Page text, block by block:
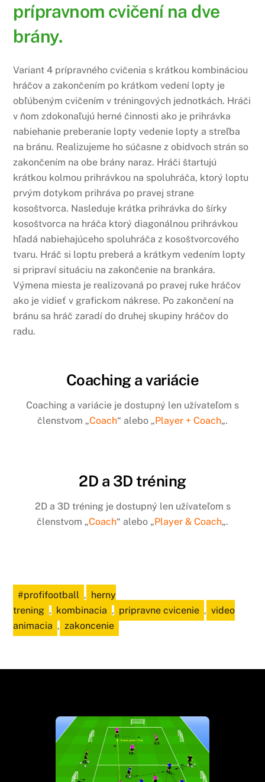
prípravnom cvičení na dve
brány.
Variant 4 prípravného cvičenia s krátkou kombináciou
hráčov a zakončením po krátkom vedení lopty je
obľúbeným cvičením v tréningových jednotkách. Hráči
v ňom zdokonaľujú herné činnosti ako je prihrávka
nabiehanie preberanie lopty vedenie lopty a streľba
na bránu. Realizujeme ho súčasne z obidvoch strán so
zakončením na obe brány naraz. Hráči štartujú
krátkou kolmou prihrávkou na spoluhráča, ktorý loptu
prvým dotykom prihráva po pravej strane
kosoštvorca. Nasleduje krátka prihrávka do šírky
kosoštvorca na hráča ktorý diagonálnou prihrávkou
hľadá nabiehajúceho spoluhráča z kosoštvorcového
tvaru. Hráč si loptu preberá a krátkym vedením lopty
si pripraví situáciu na zakončenie na brankára.
Výmena miesta je realizovaná po pravej ruke hráčov
ako je vidieť v grafickom nákrese. Po zakončení na
bránu sa hráč zaradí do druhej skupiny hráčov do
radu.
Coaching a variácie
Coaching a variácie je dostupný len užívateľom s
členstvom „Coach“ alebo „Player + Coach„.
2D a 3D tréning
2D a 3D tréning je dostupný len užívateľom s
členstvom „Coach“ alebo „Player & Coach„.
#profifootball , herny
trening , kombinacia , pripravne cvicenie , video
animacia , zakoncenie